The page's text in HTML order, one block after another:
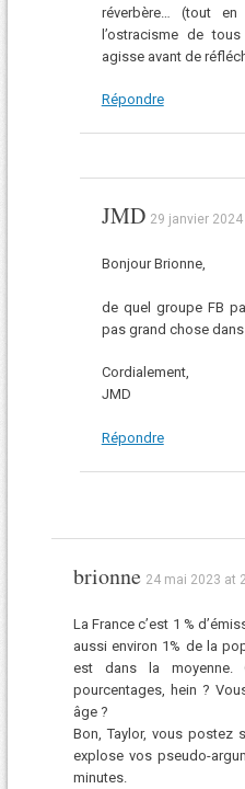
réverbère… (tout
l’ostracisme de
agisse avant de
Répondre
JMD 29 janvier
Bonjour Brionne,
de quel groupe FB
pas grand chose dans
Cordialement,
JMD
Répondre
brionne 24 mai 2023 at
La France c’est 1 %
aussi environ 1% de la
est dans la moyenne.
pourcentages, hein ?
âge ?
Bon, Taylor, vous postez
explose vos pseudo-
minutes.